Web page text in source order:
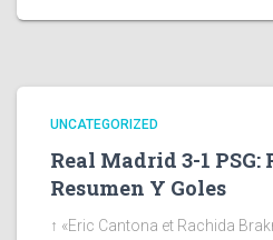
UNCATEGORIZED
Real Madrid 3-1 PSG:
Resumen Y Goles
↑ «Eric Cantona et Rachida